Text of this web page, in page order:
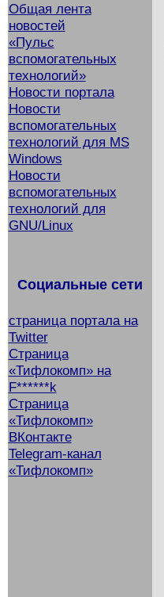
Общая лента
новостей
«Пульс
вспомогательных
технологий»
Новости портала
Новости
вспомогательных
технологий для MS
Windows
Новости
вспомогательных
технологий для
GNU/Linux
Социальные сети
страница портала на
Twitter
Страница
«Тифлокомп» на
F******k
Страница
«Тифлокомп»
ВКонтакте
Telegram-канал
«Тифлокомп»